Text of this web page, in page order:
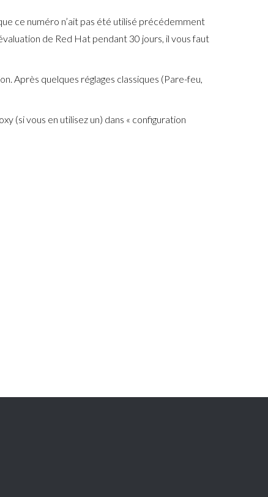
ce numéro n’ait pas été utilisé précédemment
de Red Hat pendant 30 jours, il vous faut
Après quelques réglages classiques (Pare-feu,
(si vous en utilisez un) dans « configuration